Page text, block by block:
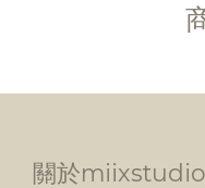
關於miixstudio